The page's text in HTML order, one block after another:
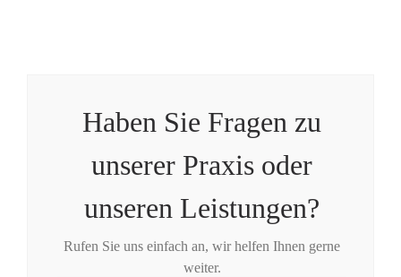
Haben Sie Fragen zu
unserer Praxis oder
unseren Leistungen?
Rufen Sie uns einfach an, wir helfen Ihnen gerne
weiter.